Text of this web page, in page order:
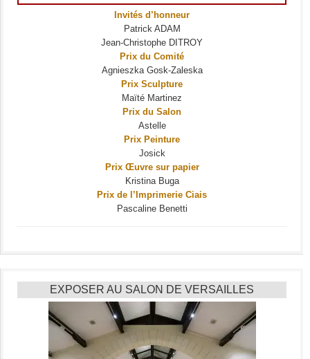
Invités d’honneur
Patrick ADAM
Jean-Christophe DITROY
Prix du Comité
Agnieszka Gosk-Zaleska
Prix Sculpture
Maïté Martinez
Prix du Salon
Astelle
Prix Peinture
Josick
Prix Œuvre sur papier
Kristina Buga
Prix de l’Imprimerie Ciais
Pascaline Benetti
EXPOSER AU SALON DE VERSAILLES